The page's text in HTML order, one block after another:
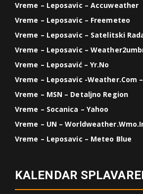
Vreme – Leposavic – Accuweather
Vreme – Leposavic – Freemeteo
Vreme – Leposavic – Satelitski
Vreme – Leposavic –
Vreme – Leposavić – Yr.no
Vreme – Leposavic -weather.com
Vreme – MSN – Detaljno Region
Vreme – Socanica – Yahoo
Vreme – UN –
Vreme – Leposavic – Meteo Blue
KALENDAR